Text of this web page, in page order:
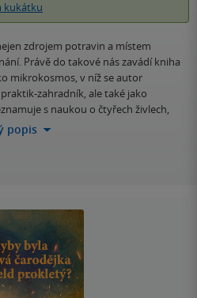
kukátku
zdrojem potravin a místem
Právě do takové nás zavádí kniha
mikrokosmos, v níž se autor
zahradník, ale také jako
s naukou o čtyřech živlech,
popis